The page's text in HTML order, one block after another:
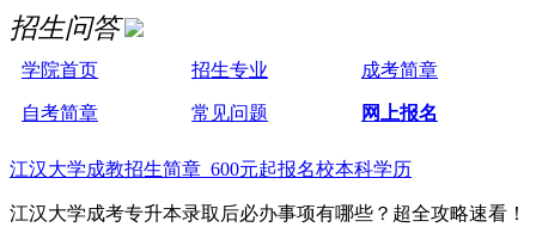
招生问答
学院首页 招生专业 成考简章
自考简章 常见问题 网上报名
江汉大学成教招生简章 600元起报名校本科学历
江汉大学成考专升本录取后必办事项有哪些？超全攻略速看！